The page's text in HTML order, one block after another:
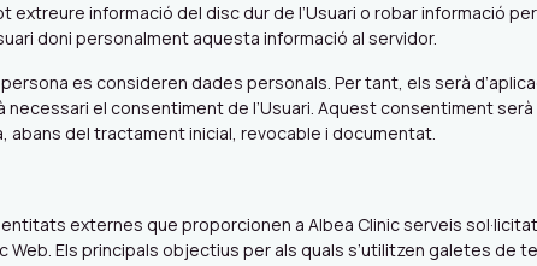
informació del disc dur de l’Usuari o robar informació
doni personalment aquesta informació al servidor.
es consideren dades personals. Per tant, els serà
el consentiment de l’Usuari. Aquest consentiment
abans del tractament inicial, revocable i documentat.
externes que proporcionen a Albea Clinic serveis
Web. Els principals objectius per als quals s’utilitzen galetes de